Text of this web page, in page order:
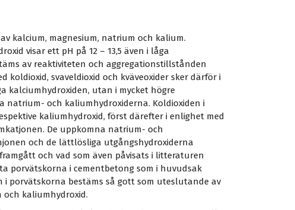
kalcium, magnesium, natrium och kalium.
visar ett pH på 12 – 13,5 även i låga
av reaktiviteten och aggregationstillstånden
koldioxid, svaveldioxid och kväveoxider sker därför i
kalciumhydroxiden, utan i mycket högre
natrium- och kaliumhydroxiderna. Koldioxiden i
kaliumhydroxid, först därefter i enlighet med
De uppkomna natrium- och
och de lättlösliga utgångshydroxiderna
och vad som även påvisats i litteraturen
porvätskorna i cementbetong som i huvudsak
porvätskorna bestäms så gott som uteslutande av
kaliumhydroxid.